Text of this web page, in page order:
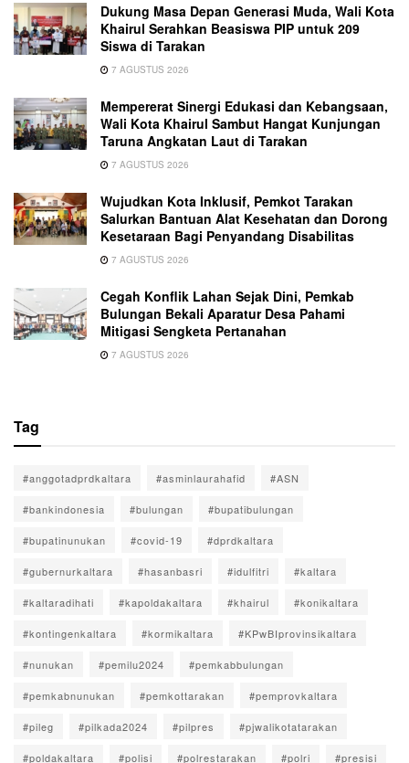
Dukung Masa Depan Generasi Muda, Wali Kota
Khairul Serahkan Beasiswa PIP untuk 209
Siswa di Tarakan
7 AGUSTUS 2026
Mempererat Sinergi Edukasi dan Kebangsaan,
Wali Kota Khairul Sambut Hangat Kunjungan
Taruna Angkatan Laut di Tarakan
7 AGUSTUS 2026
Wujudkan Kota Inklusif, Pemkot Tarakan
Salurkan Bantuan Alat Kesehatan dan Dorong
Kesetaraan Bagi Penyandang Disabilitas
7 AGUSTUS 2026
Cegah Konflik Lahan Sejak Dini, Pemkab
Bulungan Bekali Aparatur Desa Pahami
Mitigasi Sengketa Pertanahan
7 AGUSTUS 2026
Tag
#anggotadprdkaltara #asminlaurahafid #ASN
#bankindonesia #bulungan #bupatibulungan
#bupatinunukan #covid-19 #dprdkaltara
#gubernurkaltara #hasanbasri #idulfitri #kaltara
#kaltaradihati #kapoldakaltara #khairul #konikaltara
#kontingenkaltara #kormikaltara #KPwBIprovinsikaltara
#nunukan #pemilu2024 #pemkabbulungan
#pemkabnunukan #pemkottarakan #pemprovkaltara
#pileg #pilkada2024 #pilpres #pjwalikotatarakan
#poldakaltara #polisi #polrestarakan #polri #presisi